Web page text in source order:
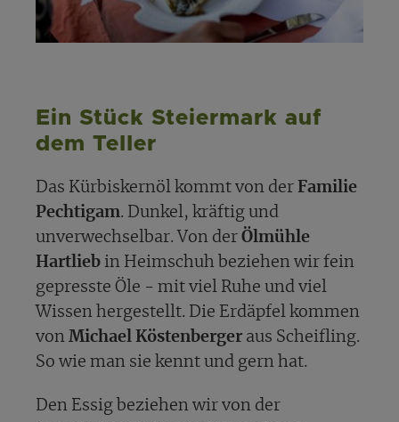
Ein Stück Steiermark auf
dem Teller
Das Kürbiskernöl kommt von der Familie
Pechtigam. Dunkel, kräftig und
unverwechselbar. Von der Ölmühle
Hartlieb in Heimschuh beziehen wir fein
gepresste Öle - mit viel Ruhe und viel
Wissen hergestellt. Die Erdäpfel kommen
von Michael Köstenberger aus Scheifling.
So wie man sie kennt und gern hat.
Den Essig beziehen wir von der